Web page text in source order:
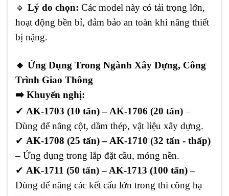
🔹 Lý do chọn: Các model này có tải trọng lớn,
hoạt động bền bỉ, đảm bảo an toàn khi nâng thiết
bị nặng.
🔹 Ứng Dụng Trong Ngành Xây Dựng, Công
Trình Giao Thông
➡️ Khuyến nghị:
✔ AK-1703 (10 tấn) – AK-1706 (20 tấn)–
Dùng để nâng cột, dầm thép, vật liệu xây dựng.
✔ AK-1708 (25 tấn) – AK-1710 (32 tấn - thấp)
– Ứng dụng trong lắp đặt cầu, móng nền.
✔ AK-1711 (50 tấn) – AK-1713 (100 tấn)–
Dùng để nâng các kết cấu lớn trong thi công hạ